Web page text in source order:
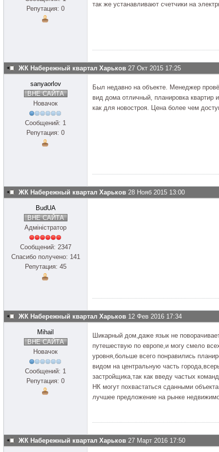
Репутация: 0
так же устанавливают счетчики на
ЖК Набережный квартал Харьков 27 Окт 2015 17:25
sanyaorlov
ВНЕ САЙТА
Новачок
Сообщений: 1
Репутация: 0
Был недавно на объекте. Менеджер
вид дома отличный, планировка квартир
как для новостроя. Цена более чем
ЖК Набережный квартал Харьков 28 Нояб 2015 13:00
BudUA
ВНЕ САЙТА
Адміністратор
Сообщений: 2347
Спасибо получено: 141
Репутация: 45
ЖК Набережный квартал Харьков 12 Фев 2016 17:34
Mihail
ВНЕ САЙТА
Новачок
Сообщений: 1
Репутация: 0
Шикарный дом,даже язык не
путешествую по европе,и могу смело
уровня,больше всего понравились
видом на центральную часть
застройщика,так как введу частых
НК могут похвастаться сданными
лучшее предложение на рынке
ЖК Набережный квартал Харьков 27 Март 2016 17:50